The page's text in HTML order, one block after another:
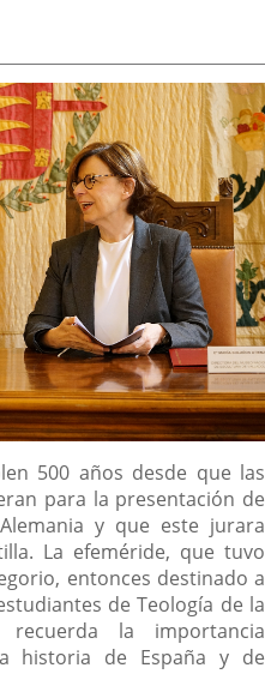
aplicación
externa.
aplicación
externa.
500 años desde que las
para la presentación de
y que este jurara
La efeméride, que tuvo
entonces destinado a
de Teología de la
recuerda la importancia
historia de España y de